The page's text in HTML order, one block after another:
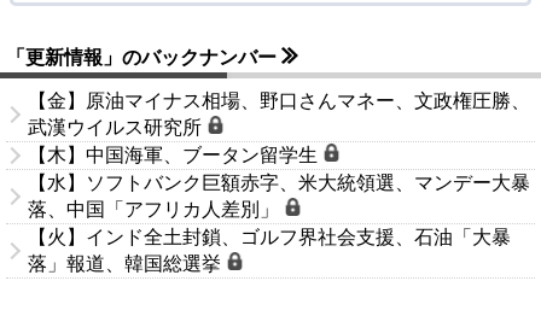
「更新情報」のバックナンバー
【金】原油マイナス相場、野口さんマネー、文政権圧勝、
武漢ウイルス研究所
【木】中国海軍、ブータン留学生
【水】ソフトバンク巨額赤字、米大統領選、マンデー大暴
落、中国「アフリカ人差別」
【火】インド全土封鎖、ゴルフ界社会支援、石油「大暴
落」報道、韓国総選挙